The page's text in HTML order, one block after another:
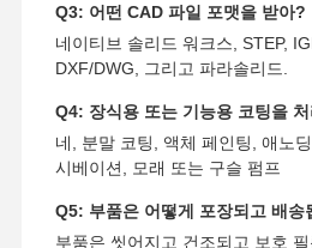
Q3: 어떤 CAD 파일 포맷을 받아?
네이티브 솔리드 워크스, STEP,
DXF/DWG, 그리고 파라솔리드.
Q4: 장식용 또는 기능용 코팅을
네, 분말 코팅, 액체 페인팅, 애노
시베이션, 모래 또는 구슬 펌프
Q5: 부품은 어떻게 포장되고 배송
부품은 씻어지고 건조되고 보호